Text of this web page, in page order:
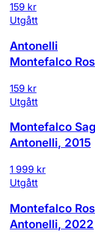
159 kr
Utgått
Antonelli
Montefalco
159 kr
Utgått
Montefalco
Antonelli, 2015
1 999 kr
Utgått
Montefalco
Antonelli, 2022